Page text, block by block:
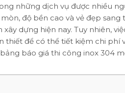
những dịch vụ được nhiều
độ bền cao và vẻ đẹp
dựng hiện nay. Tuy nhiên,
thiết để có thể tiết kiệm chi
báo giá thi công inox 304